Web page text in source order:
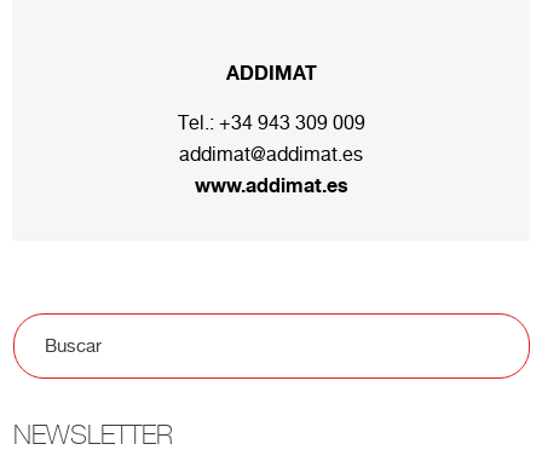
ADDIMAT
Tel.: +34 943 309 009
addimat@addimat.es
www.addimat.es
NEWSLETTER